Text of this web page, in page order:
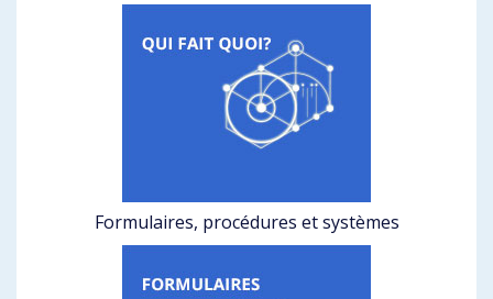
Formulaires, procédures et systèmes